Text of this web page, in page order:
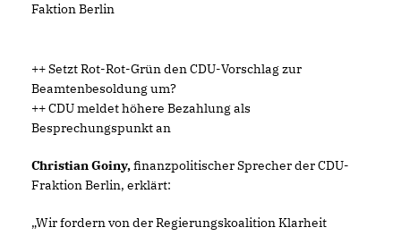
Faktion Berlin
++ Setzt Rot-Rot-Grün den CDU-Vorschlag zur
Beamtenbesoldung um?
++ CDU meldet höhere Bezahlung als
Besprechungspunkt an
Christian Goiny,finanzpolitischer Sprecher der CDU-
Fraktion Berlin, erklärt:
Wir fordern von der Regierungskoalition Klarheit